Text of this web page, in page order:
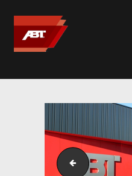
ABT
MARQUES
LE SUR-
ABT
CONTACT